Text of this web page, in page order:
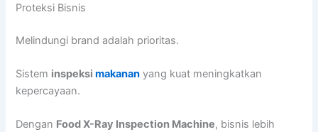
Proteksi Bisnis
Melindungi brand adalah prioritas.
Sistem inspeksimakanan yang kuat meningkatkan
kepercayaan.
Dengan Food X-Ray Inspection Machine, bisnis lebih